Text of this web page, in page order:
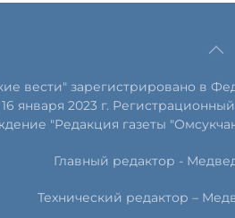
вести" зарегистрировано в
января 2023 г.
"Редакция газеты
Главный редактор -
Технический редактор –